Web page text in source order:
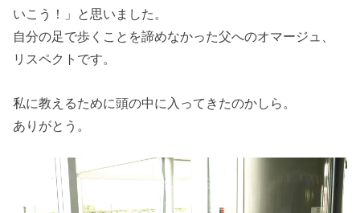
いこう！」と思いました。
自分の足で歩くことを諦めなかった父へのオマージュ、
リスペクトです。
私に教えるために頭の中に入ってきたのかしら。
ありがとう。